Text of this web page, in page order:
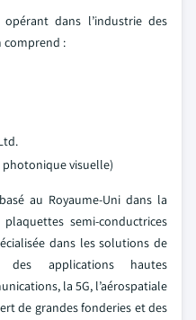
dans l’industrie des
comprend :
photonique visuelle)
au Royaume-Uni dans la
semi-conductrices
dans les solutions de
des applications hautes
la 5G, l’aérospatiale
de grandes fonderies et des